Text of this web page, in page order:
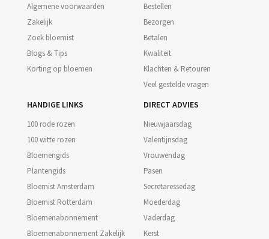
Algemene voorwaarden
Zakelijk
Zoek bloemist
Blogs & Tips
Korting op bloemen
Bestellen
Bezorgen
Betalen
Kwaliteit
Klachten & Retouren
Veel gestelde vragen
HANDIGE LINKS
100 rode rozen
100 witte rozen
Bloemengids
Plantengids
Bloemist Amsterdam
Bloemist Rotterdam
Bloemenabonnement
Bloemenabonnement Zakelijk
DIRECT ADVIES
Nieuwjaarsdag
Valentijnsdag
Vrouwendag
Pasen
Secretaressedag
Moederdag
Vaderdag
Kerst